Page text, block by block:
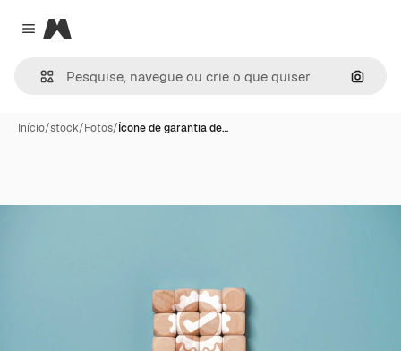
Close menu
Magnific
Início/stock/Fotos/Ícone de garantia de…